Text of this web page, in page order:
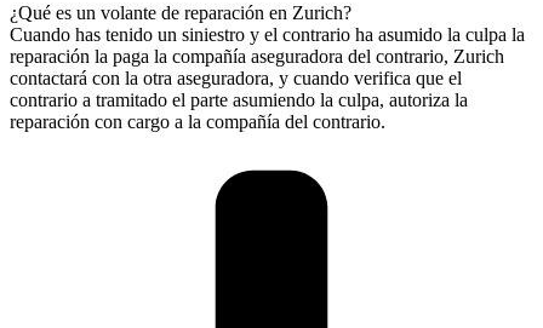
¿Qué es un volante de reparación en Zurich?
Cuando has tenido un siniestro y el contrario ha asumido la culpa la
reparación la paga la compañía aseguradora del contrario, Zurich
contactará con la otra aseguradora, y cuando verifica que el
contrario a tramitado el parte asumiendo la culpa, autoriza la
reparación con cargo a la compañía del contrario.